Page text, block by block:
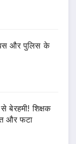
और पुलिस के
बेरहमी! शिक्षक
और फटा